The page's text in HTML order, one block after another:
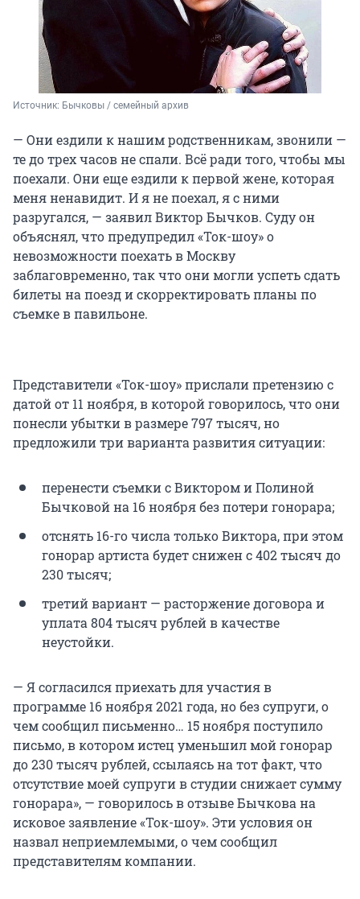
Источник: Бычковы / семейный архив
— Они ездили к нашим родственникам, звонили —
те до трех часов не спали. Всё ради того, чтобы мы
поехали. Они еще ездили к первой жене, которая
меня ненавидит. И я не поехал, я с ними
разругался, — заявил Виктор Бычков. Суду он
объяснял, что предупредил «Ток-шоу» о
невозможности поехать в Москву
заблаговременно, так что они могли успеть сдать
билеты на поезд и скорректировать планы по
съемке в павильоне.
Представители «Ток-шоу» прислали претензию с
датой от 11 ноября, в которой говорилось, что они
понесли убытки в размере 797 тысяч, но
предложили три варианта развития ситуации:
перенести съемки с Виктором и Полиной
Бычковой на 16 ноября без потери гонорара;
отснять 16-го числа только Виктора, при этом
гонорар артиста будет снижен с 402 тысяч до
230 тысяч;
третий вариант — расторжение договора и
уплата 804 тысяч рублей в качестве
неустойки.
— Я согласился приехать для участия в
программе 16 ноября 2021 года, но без супруги, о
чем сообщил письменно… 15 ноября поступило
письмо, в котором истец уменьшил мой гонорар
до 230 тысяч рублей, ссылаясь на тот факт, что
отсутствие моей супруги в студии снижает сумму
гонорара», — говорилось в отзыве Бычкова на
исковое заявление «Ток-шоу». Эти условия он
назвал неприемлемыми, о чем сообщил
представителям компании.